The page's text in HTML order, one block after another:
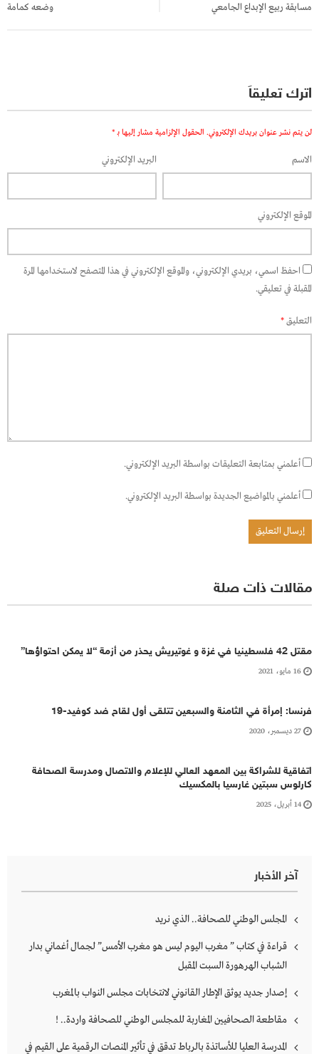
مسابقة ربيع الإبداع الجامعي وضعه كمامة
اترك تعليقاً
لن يتم نشر عنوان بريدك الإلكتروني. الحقول الإلزامية مشار إليها بـ *
الاسم البريد الإلكتروني
الموقع الإلكتروني
احفظ اسمي، بريدي الإلكتروني، والموقع الإلكتروني في هذا المتصفح لاستخدامها المرة
المقبلة في تعليقي.
التعليق*
أعلمني بمتابعة التعليقات بواسطة البريد الإلكتروني.
أعلمني بالمواضيع الجديدة بواسطة البريد الإلكتروني.
مقالات ذات صلة
مقتل 42 فلسطينيا في غزة و غوتيريش يحذر من أزمة “لا يمكن احتواؤها”
16 مايو، 2021
فرنسا: إمرأة في الثامنة والسبعين تتلقى أول لقاح ضد كوفيد-19
27 ديسمبر، 2020
اتفاقية للشراكة بين المعهد العالي للإعلام والاتصال ومدرسة الصحافة
كارلوس سبتين غارسيا بالمكسيك
14 أبريل، 2025
آخر الأخبار
المجلس الوطني للصحافة.. الذي نريد
قراءة في كتاب ” مغرب اليوم ليس هو مغرب الأمس” لجمال أغماني بدار
الشباب الهرهورة السبت المقبل
إصدار جديد يوثق الإطار القانوني لانتخابات مجلس النواب بالمغرب
مقاطعة الصحافيين المغاربة للمجلس الوطني للصحافة واردة.. !
المدرسة العليا للأساتذة بالرباط تدقق في تأثير المنصات الرقمية على القيم في